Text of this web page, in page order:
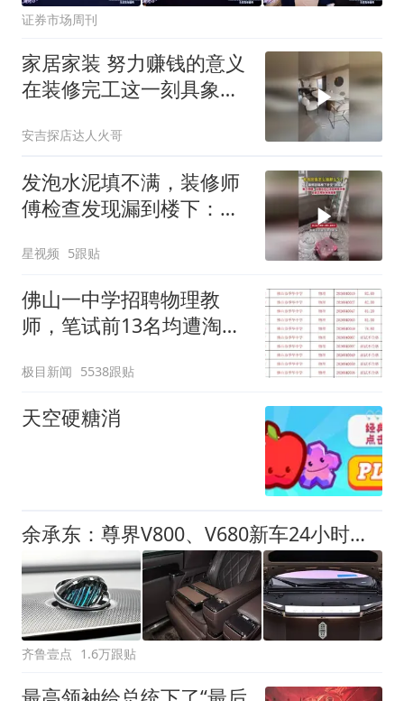
证券市场周刊
家居家装 努力赚钱的意义
在装修完工这一刻具象化
安吉探店达人火哥
发泡水泥填不满，装修师
傅检查发现漏到楼下：出
星视频 5跟贴
佛山一中学招聘物理教
师，笔试前13名均遭淘
聘，成立调查组全面核查
极目新闻 5538跟贴
天空硬糖消
余承东：尊界V800、V680新车24小时大定突破3500台
齐鲁壹点 1.6万跟贴